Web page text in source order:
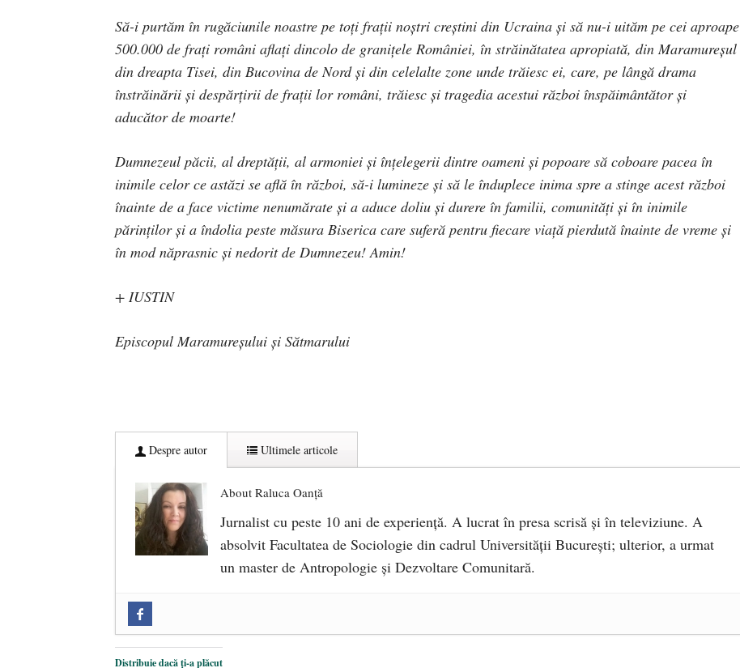
Să-i purtăm în rugăciunile noastre pe toți frații noștri creștini din Ucraina și să nu-i uităm pe cei aproape
500.000 de frați români aflați dincolo de granițele României, în străinătatea apropiată, din Maramureșul
din dreapta Tisei, din Bucovina de Nord și din celelalte zone unde trăiesc ei, care, pe lângă drama
înstrăinării și despărțirii de frații lor români, trăiesc și tragedia acestui război înspăimântător și
aducător de moarte!
Dumnezeul păcii, al dreptății, al armoniei și înțelegerii dintre oameni și popoare să coboare pacea în
inimile celor ce astăzi se află în război, să-i lumineze și să le înduplece inima spre a stinge acest război
înainte de a face victime nenumărate și a aduce doliu și durere în familii, comunități și în inimile
părinților și a îndolia peste măsura Biserica care suferă pentru fiecare viață pierdută înainte de vreme și
în mod năprasnic și nedorit de Dumnezeu! Amin!
+ IUSTIN
Episcopul Maramureșului și Sătmarului
Despre autor Ultimele articole
About Raluca Oanță
Jurnalist cu peste 10 ani de experiență. A lucrat în presa scrisă și în televiziune. A
absolvit Facultatea de Sociologie din cadrul Universității București; ulterior, a urmat
un master de Antropologie și Dezvoltare Comunitară.
comemorat la 102 ani de la naștere - 29 iulie 2024
Distribuie dacă ți-a plăcut